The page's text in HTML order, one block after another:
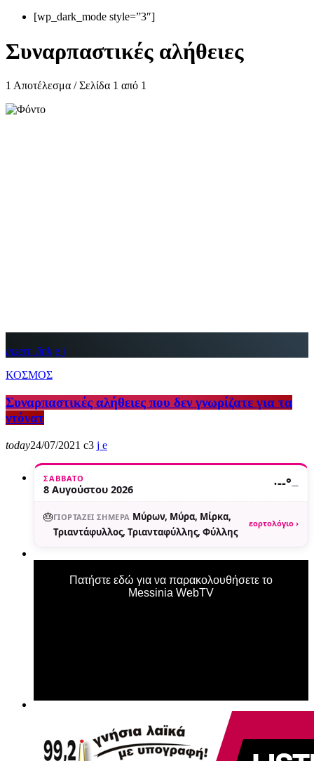
[wp_dark_mode style=”3″]
Συναρπαστικές αλήθειες
1 Αποτέλεσμα / Σελίδα 1 από 1
insert_link
ΚΟΣΜΟΣ
Συναρπαστικές αλήθειες που δεν γνωρίζατε για τα
ντόνατ
today24/07/2021 3
ΣΆΒΒΑΤΟ
8 Αυγούστου 2026 ·--°—
🎂ΓΙΟΡΤΆΖΕΙ ΣΉΜΕΡΑ Μύρων, Μύρα, Μίρκα,
Τριαντάφυλλος, Τριανταφύλλης, Φύλλης
εορτολόγιο ›
Πατήστε εδώ για να παρακολουθήσετε το
Messinia WebTV